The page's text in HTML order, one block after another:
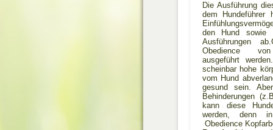
Die Ausführung
dem Hundeführer
den Hund sowie
Ausführungen
Obedience
ausgeführt
scheinbar hohe
vom Hund
gesund sein.
Behinderungen
kann diese
werden, denn
Obedience